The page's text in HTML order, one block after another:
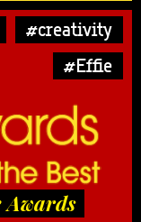
#creativity
#Effie
Awards